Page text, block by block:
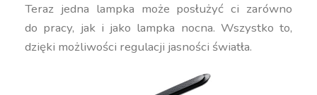
Teraz jedna lampka może posłużyć ci zarówno
do pracy, jak i jako lampka nocna. Wszystko to,
dzięki możliwości regulacji jasności światła.